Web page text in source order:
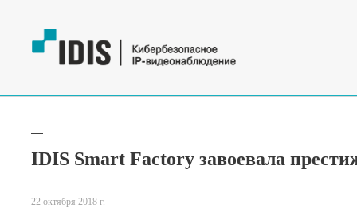
IDIS Smart Factory завоевала
22 октября 2018 г.